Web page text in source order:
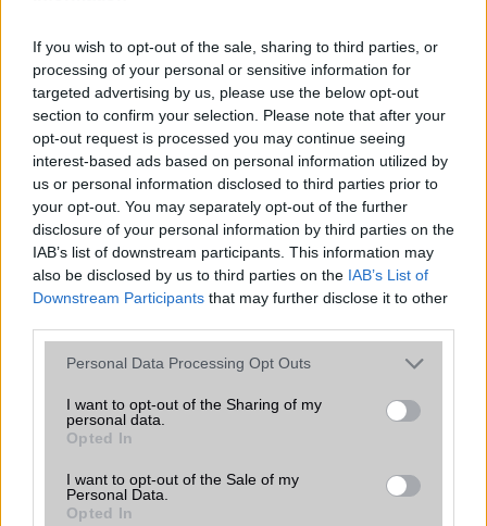
If you wish to opt-out of the sale, sharing to third parties, or
processing of your personal or sensitive information for
targeted advertising by us, please use the below opt-out
section to confirm your selection. Please note that after your
opt-out request is processed you may continue seeing
interest-based ads based on personal information utilized by
us or personal information disclosed to third parties prior to
your opt-out. You may separately opt-out of the further
disclosure of your personal information by third parties on the
IAB’s list of downstream participants. This information may
also be disclosed by us to third parties on the IAB’s List of
Downstream Participants that may further disclose it to other
Please note that this website/app uses one or more Google
not limited to your visit or usage behaviour. You may click to
grant or deny consent to Google and its third-party tags to
use your data for below specified purposes in below Google
consent section.
Personal Data Processing Opt Outs
I want to opt-out of the Sharing of my
personal data.
Opted In
I want to opt-out of the Sale of my
Personal Data.
Opted In
Office alkalmazások Nincs
Iránytũ Nincs
Extrák Nincs
EGYÉB
Vibra jelzés Van
SIM-ek száma 1
Terület Globális
Funkciók Nincs
Brand
Védelem Aluminum/Ceramic back
Limited Edition